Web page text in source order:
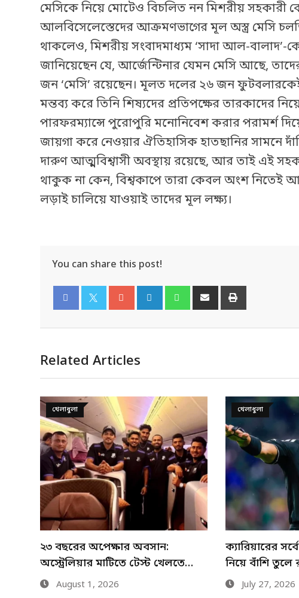
মেসিকে নিয়ে মোটেও বিচলিত নন মিশরীয় সহকারী
আলবিসেলেস্তেদের আক্রমণভাগের মূল অস্ত্র মেসি
থাকলেও, মিশরীয় সংবাদমাধ্যম ‘সাদা আল-বালাদ’-
জানিয়েছেন যে, আর্জেন্টিনার যেমন মেসি আছে,
জন ‘মেসি’ রয়েছেন। মূলত দলের ২৬ জন
মন্তব্য করে তিনি শিষ্যদের প্রতিপক্ষের তারকাদের
পারফরম্যান্সে পুরোপুরি মনোনিবেশ করার পরামর্শ
জায়গা করে নেওয়ার ঐতিহাসিক হাতছানির সামনে
দারুণ আত্মবিশ্বাসী অবস্থায় রয়েছে, আর তাই এই
থাকুক না কেন, বিশ্বকাপে তারা কেবল অংশ নিতেই
লড়াই চালিয়ে যাওয়াই তাদের মূল লক্ষ্য।
You can share this post!
Related Articles
খেলাধুলা
ক্যারিয়ারের সর্বোচ্চ অর্জনের তৃপ্তি
নিয়ে বাঁশি তুলে রাখলেন…
July 27, 2026
খেলাধুলা
মেসির নাম নিয়ে
অনেক ফুটবল-
July 25, 2026